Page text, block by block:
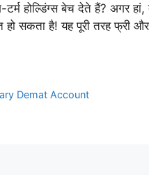
टर्म होल्डिंग्स बेच देते हैं?
सकता है! यह पूरी तरह
Demat Account